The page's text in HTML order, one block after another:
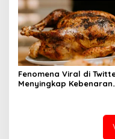
Fenomena Viral di
Menyingkap Kebenaran